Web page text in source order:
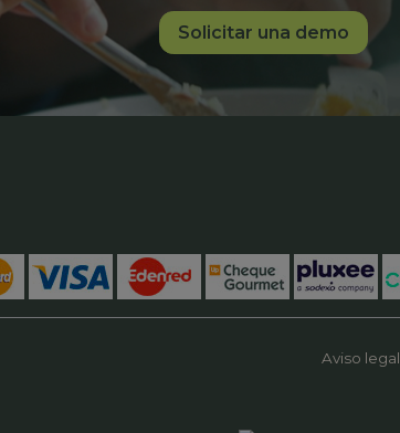
Solicitar una demo
Aviso legal